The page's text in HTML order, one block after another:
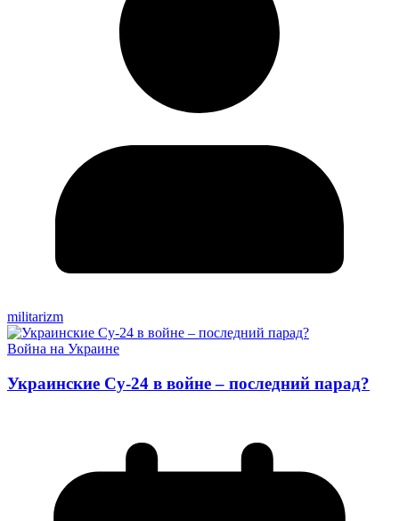
militarizm
Война на Украине
Украинские Су-24 в войне – последний парад?